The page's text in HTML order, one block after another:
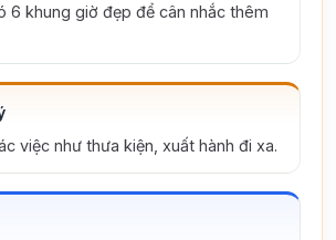
6 khung giờ đẹp để cân nhắc thêm
việc như thưa kiện, xuất hành đi xa.